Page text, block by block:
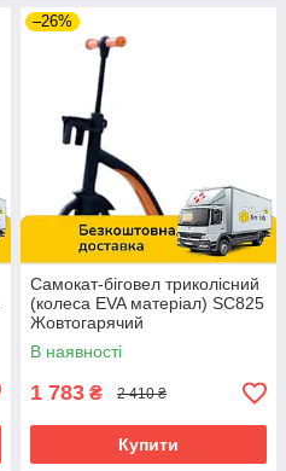
–26%
Самокат-біговел триколісний
(колеса EVA матеріал) SC825
Жовтогарячий
В наявності
1 783 ₴ 2 410 ₴
Купити